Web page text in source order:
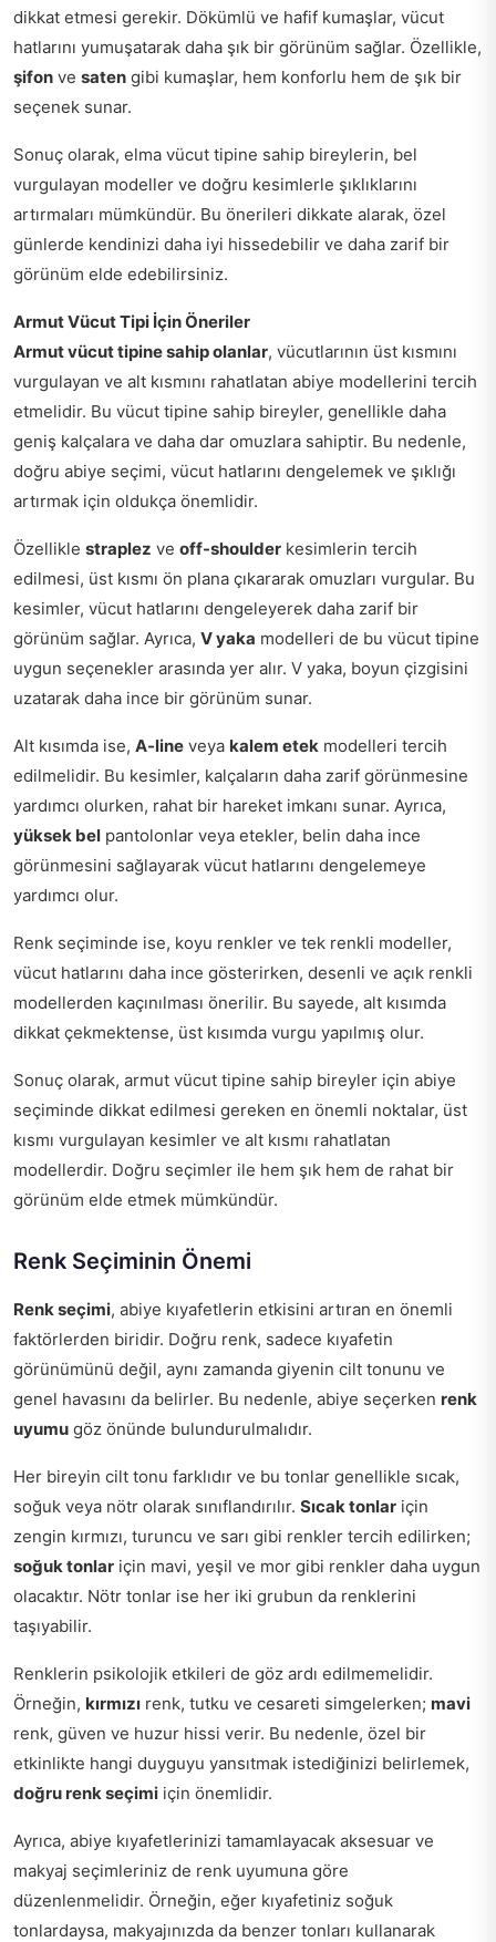
dikkat etmesi gerekir. Dökümlü ve hafif kumaşlar, vücut
hatlarını yumuşatarak daha şık bir görünüm sağlar. Özellikle,
şifon ve saten gibi kumaşlar, hem konforlu hem de şık bir
seçenek sunar.
Sonuç olarak, elma vücut tipine sahip bireylerin, bel
vurgulayan modeller ve doğru kesimlerle şıklıklarını
artırmaları mümkündür. Bu önerileri dikkate alarak, özel
günlerde kendinizi daha iyi hissedebilir ve daha zarif bir
görünüm elde edebilirsiniz.
Armut Vücut Tipi İçin Öneriler
Armut vücut tipine sahip olanlar, vücutlarının üst kısmını
vurgulayan ve alt kısmını rahatlatan abiye modellerini tercih
etmelidir. Bu vücut tipine sahip bireyler, genellikle daha
geniş kalçalara ve daha dar omuzlara sahiptir. Bu nedenle,
doğru abiye seçimi, vücut hatlarını dengelemek ve şıklığı
artırmak için oldukça önemlidir.
Özellikle straplez ve off-shoulder kesimlerin tercih
edilmesi, üst kısmı ön plana çıkararak omuzları vurgular. Bu
kesimler, vücut hatlarını dengeleyerek daha zarif bir
görünüm sağlar. Ayrıca, V yaka modelleri de bu vücut tipine
uygun seçenekler arasında yer alır. V yaka, boyun çizgisini
uzatarak daha ince bir görünüm sunar.
Alt kısımda ise, A-line veya kalem etek modelleri tercih
edilmelidir. Bu kesimler, kalçaların daha zarif görünmesine
yardımcı olurken, rahat bir hareket imkanı sunar. Ayrıca,
yüksek bel pantolonlar veya etekler, belin daha ince
görünmesini sağlayarak vücut hatlarını dengelemeye
yardımcı olur.
Renk seçiminde ise, koyu renkler ve tek renkli modeller,
vücut hatlarını daha ince gösterirken, desenli ve açık renkli
modellerden kaçınılması önerilir. Bu sayede, alt kısımda
dikkat çekmektense, üst kısımda vurgu yapılmış olur.
Sonuç olarak, armut vücut tipine sahip bireyler için abiye
seçiminde dikkat edilmesi gereken en önemli noktalar, üst
kısmı vurgulayan kesimler ve alt kısmı rahatlatan
modellerdir. Doğru seçimler ile hem şık hem de rahat bir
görünüm elde etmek mümkündür.
Renk Seçiminin Önemi
Renk seçimi, abiye kıyafetlerin etkisini artıran en önemli
faktörlerden biridir. Doğru renk, sadece kıyafetin
görünümünü değil, aynı zamanda giyenin cilt tonunu ve
genel havasını da belirler. Bu nedenle, abiye seçerken renk
uyumu göz önünde bulundurulmalıdır.
Her bireyin cilt tonu farklıdır ve bu tonlar genellikle sıcak,
soğuk veya nötr olarak sınıflandırılır. Sıcak tonlar için
zengin kırmızı, turuncu ve sarı gibi renkler tercih edilirken;
soğuk tonlar için mavi, yeşil ve mor gibi renkler daha uygun
olacaktır. Nötr tonlar ise her iki grubun da renklerini
taşıyabilir.
Renklerin psikolojik etkileri de göz ardı edilmemelidir.
Örneğin, kırmızı renk, tutku ve cesareti simgelerken; mavi
renk, güven ve huzur hissi verir. Bu nedenle, özel bir
etkinlikte hangi duyguyu yansıtmak istediğinizi belirlemek,
doğru renk seçimi için önemlidir.
Ayrıca, abiye kıyafetlerinizi tamamlayacak aksesuar ve
makyaj seçimleriniz de renk uyumuna göre
düzenlenmelidir. Örneğin, eğer kıyafetiniz soğuk
tonlardaysa, makyajınızda da benzer tonları kullanarak